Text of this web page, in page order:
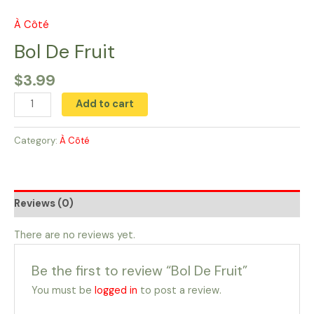
content
À Côté
Bol De Fruit
$3.99
Bol
De
Fruit
quantity
Add to cart
Category: À Côté
Reviews (0)
There are no reviews yet.
Be the first to review “Bol De Fruit”
You must belogged in to post a review.